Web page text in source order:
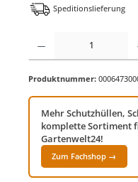
Speditionslieferung
Produkt Anzahl: Gib den
Produktnummer:
Mehr Schutzhüllen,
komplette Sortiment
Gartenwelt24!
Zum Fachshop →